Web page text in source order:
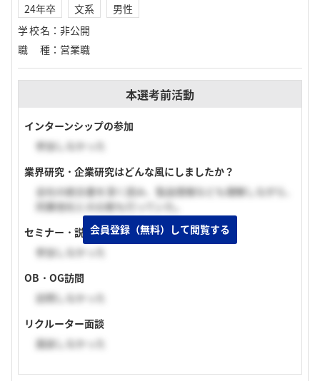
24年卒 文系
男性
学校名 ： 非公開
職種 ： 営業職
本選考前活動
インターンシップの参加
参加しなかった
業界研究・企業研究はどんな風にしましたか？
会社の統合書を深く読み、製品情報なども理解しながら、
同業他社との比較も行っていた。
セミナー・説明会の参加
参加しなかった
OB・OG訪問
訪問しなかった
リクルーター面談
面談しなかった
会員登録（無料）して閲覧する